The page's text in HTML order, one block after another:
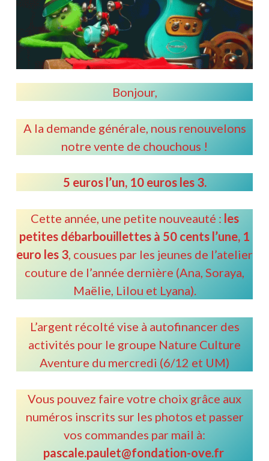
Bonjour,
A la demande générale, nous renouvelons
notre vente de chouchous !
5 euros l’un, 10 euros les 3.
Cette année, une petite nouveauté : les
petites débarbouillettes à 50 cents l’une, 1
euro les 3, cousues par les jeunes de l’atelier
couture de l’année dernière (Ana, Soraya,
Maëlie, Lilou et Lyana).
L’argent récolté vise à autofinancer des
activités pour le groupe Nature Culture
Aventure du mercredi (6/12 et UM)
Vous pouvez faire votre choix grâce aux
numéros inscrits sur les photos et passer
vos commandes par mail à:
pascale.paulet@fondation-ove.fr